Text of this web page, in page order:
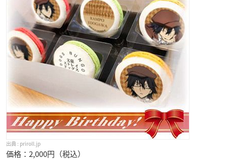
priroll.jp
価格：2,000円（税込）